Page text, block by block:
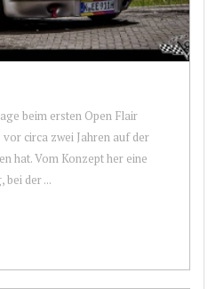
beim ersten Open Flair
circa zwei Jahren auf der
hat. Vom Konzept her eine
der ...